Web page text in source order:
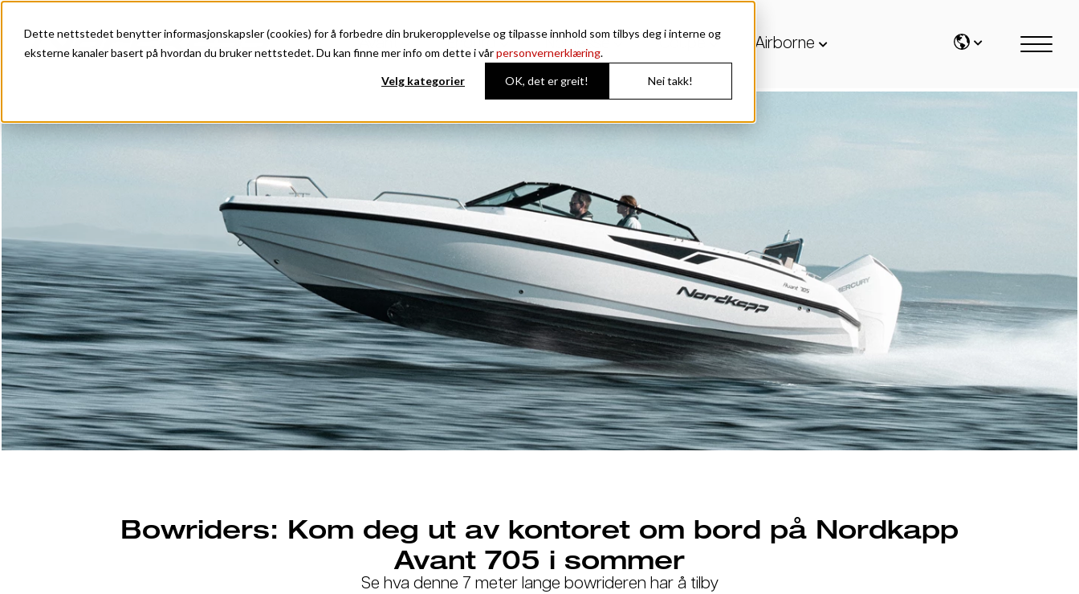
Dette nettstedet benytter informasjonskapsler (cookies) for å forbedre din brukeropplevelse og tilpasse innhold som tilbys deg i interne og
eksterne kanaler basert på hvordan du bruker nettstedet. Du kan finne mer info om dette i vårpersonvernerklæring.
Velg kategorier OK, det er greit! Nei takk!
Enduro Coupe Airborne
Bowriders: Kom deg ut av kontoret om bord på Nordkapp
Avant 705 i sommer
Se hva denne 7 meter lange bowrideren har å tilby